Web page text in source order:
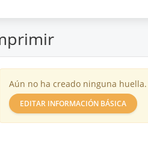
Aún no ha creado ninguna
EDITAR INFORMACIÓN BÁSICA